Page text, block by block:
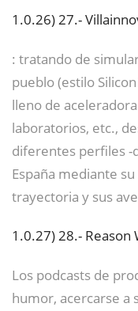
1.0.26)27.-
: tratando de
pueblo (estilo
lleno de
laboratorios, etc.,
diferentes perfiles -
España mediante
trayectoria y sus
1.0.27)28.- Reason
Los podcasts de
humor, acercarse a